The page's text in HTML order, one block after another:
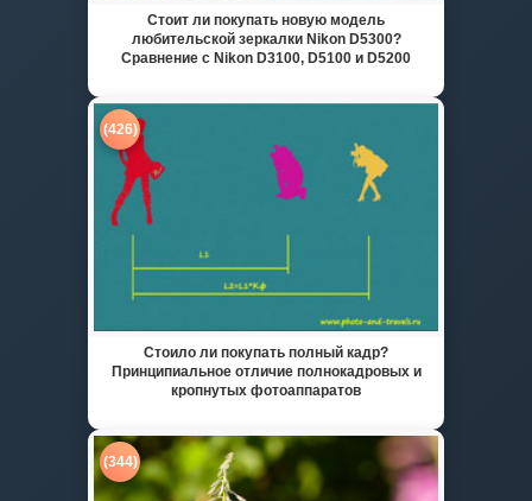
Стоит ли покупать новую модель
любительской зеркалки Nikon D5300?
Сравнение с Nikon D3100, D5100 и D5200
(426)
Стоило ли покупать полный кадр?
Принципиальное отличие полнокадровых и
кропнутых фотоаппаратов
(344)